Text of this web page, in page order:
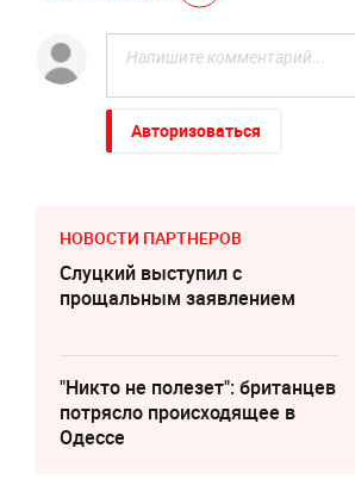
Авторизоваться
НОВОСТИ ПАРТНЕРОВ
Слуцкий выступил с
прощальным заявлением
"Никто не полезет": британцев
потрясло происходящее в
Одессе